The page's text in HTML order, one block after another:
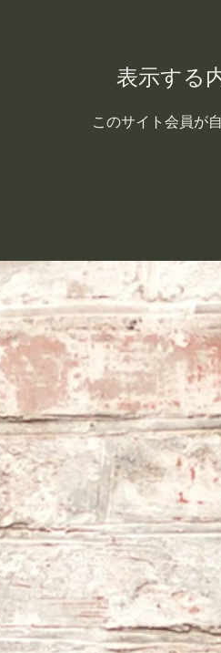
表示する
このサイト会員が